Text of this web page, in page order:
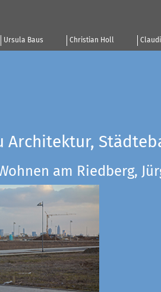
Ursula Baus Christian Holl
Architektur,
am Riedberg,